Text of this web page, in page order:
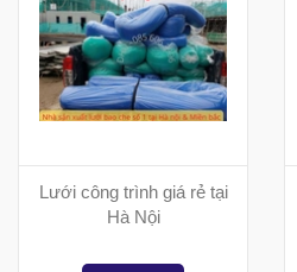
Lưới công trình giá rẻ tại
Hà Nội